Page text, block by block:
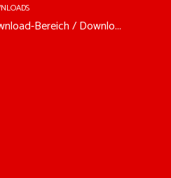
Bereich / Downlo...